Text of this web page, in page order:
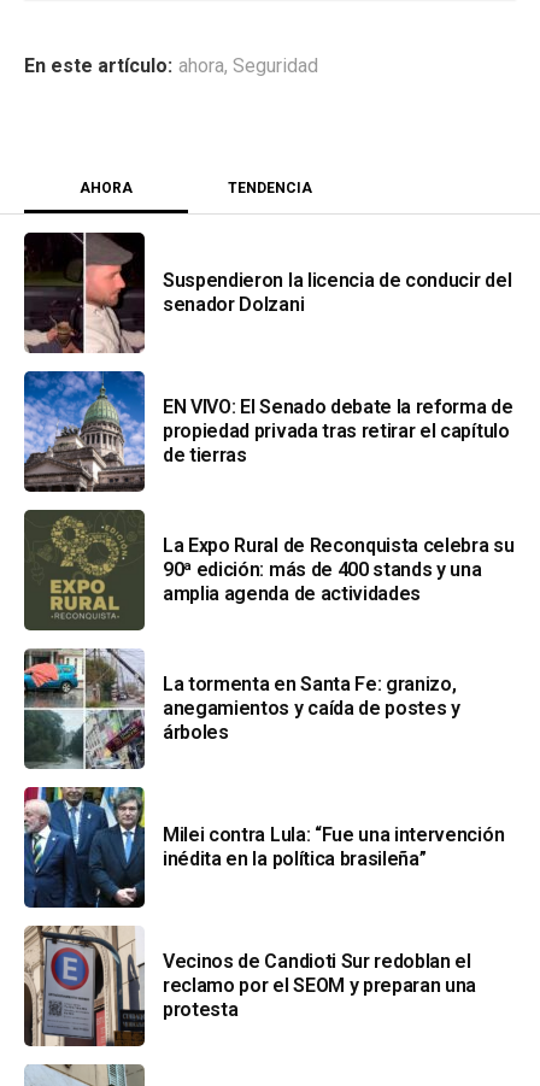
ahora, Seguridad
AHORA TENDENCIA
Suspendieron la licencia de conducir del
senador Dolzani
EN VIVO: El Senado debate la reforma de
propiedad privada tras retirar el capítulo
de tierras
La Expo Rural de Reconquista celebra su
90ª edición: más de 400 stands y una
amplia agenda de actividades
La tormenta en Santa Fe: granizo,
anegamientos y caída de postes y
árboles
Milei contra Lula: “Fue una intervención
inédita en la política brasileña”
Vecinos de Candioti Sur redoblan el
reclamo por el SEOM y preparan una
protesta